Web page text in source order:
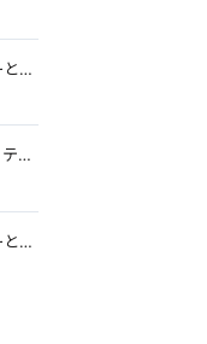
マイナスのフリーキャッシュフローとは：なぜ「収益性の高い」企業は危険な投資対象になり得るのか
Nvidiaの株価が今日下落した理由：テクノロジー大手各社が一息つく中での下落要因。
レオポルド・アッシェンブレンナーとは何者なのか？そして、彼のAIヘッジファンドはなぜ67%もの損失を出したのか？